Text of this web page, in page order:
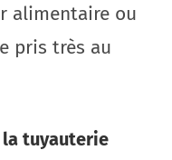
alimentaire ou
pris très au
tuyauterie